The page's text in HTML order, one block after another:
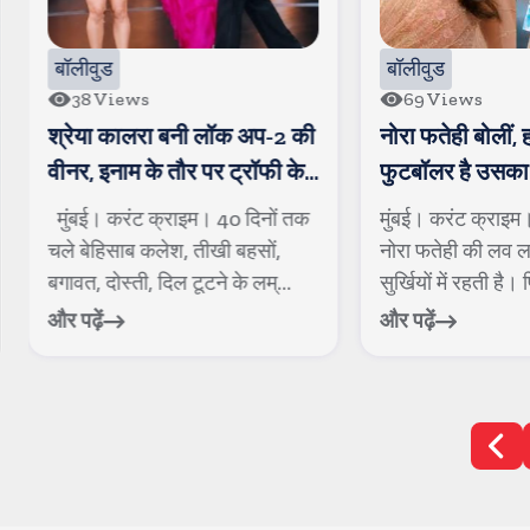
बॉलीवुड
69Views
नोरा फतेही बोलीं, हां, मोरक्को
फुटबॉलर है उसका खास दोस्त
मुंबई। करंट क्राइम। बॉलीवुड डीवा
नोरा फतेही की लव लाइफ अकसर
सुर्खियों में रहती है। पिछले कई मही...
और पढ़ें
बॉलीवुड
17 Views
जन्नत ने किया
यादव को कर रही
मुंबई। करंट
समय से टेलीविजन
यादव और जन्नत
और पढ़ें